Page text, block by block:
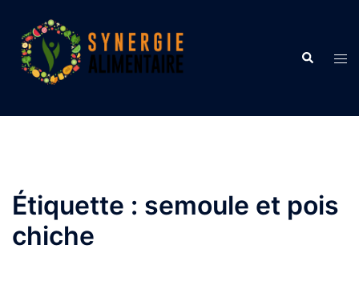
contenu
Étiquette : semoule et pois
chiche